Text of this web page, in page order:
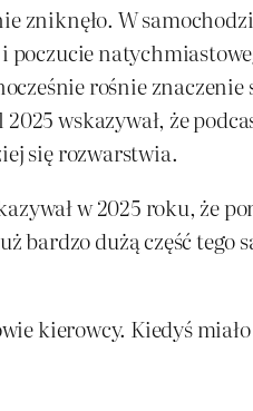
zniknęło. W
rośnie
wskazywał, że
się rozwarstwia.
w 2025 roku, że
dużą część tego
kierowcy. Kiedyś